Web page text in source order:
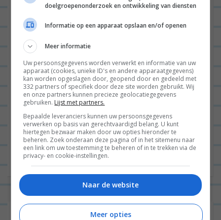
Naam
E-mail*
Site
doelgroepenonderzoek en ontwikkeling van diensten
Informatie op een apparaat opslaan en/of openen
Meer informatie
Uw persoonsgegevens worden verwerkt en informatie van uw
apparaat (cookies, unieke ID's en andere apparaatgegevens)
kan worden opgeslagen door, geopend door en gedeeld met
332 partners of specifiek door deze site worden gebruikt. Wij
en onze partners kunnen precieze geolocatiegegevens
gebruiken. Lijst met partners.
Bepaalde leveranciers kunnen uw persoonsgegevens
verwerken op basis van gerechtvaardigd belang. U kunt
hiertegen bezwaar maken door uw opties hieronder te
beheren. Zoek onderaan deze pagina of in het sitemenu naar
een link om uw toestemming te beheren of in te trekken via de
privacy- en cookie-instellingen.
Naar de website
Meer opties